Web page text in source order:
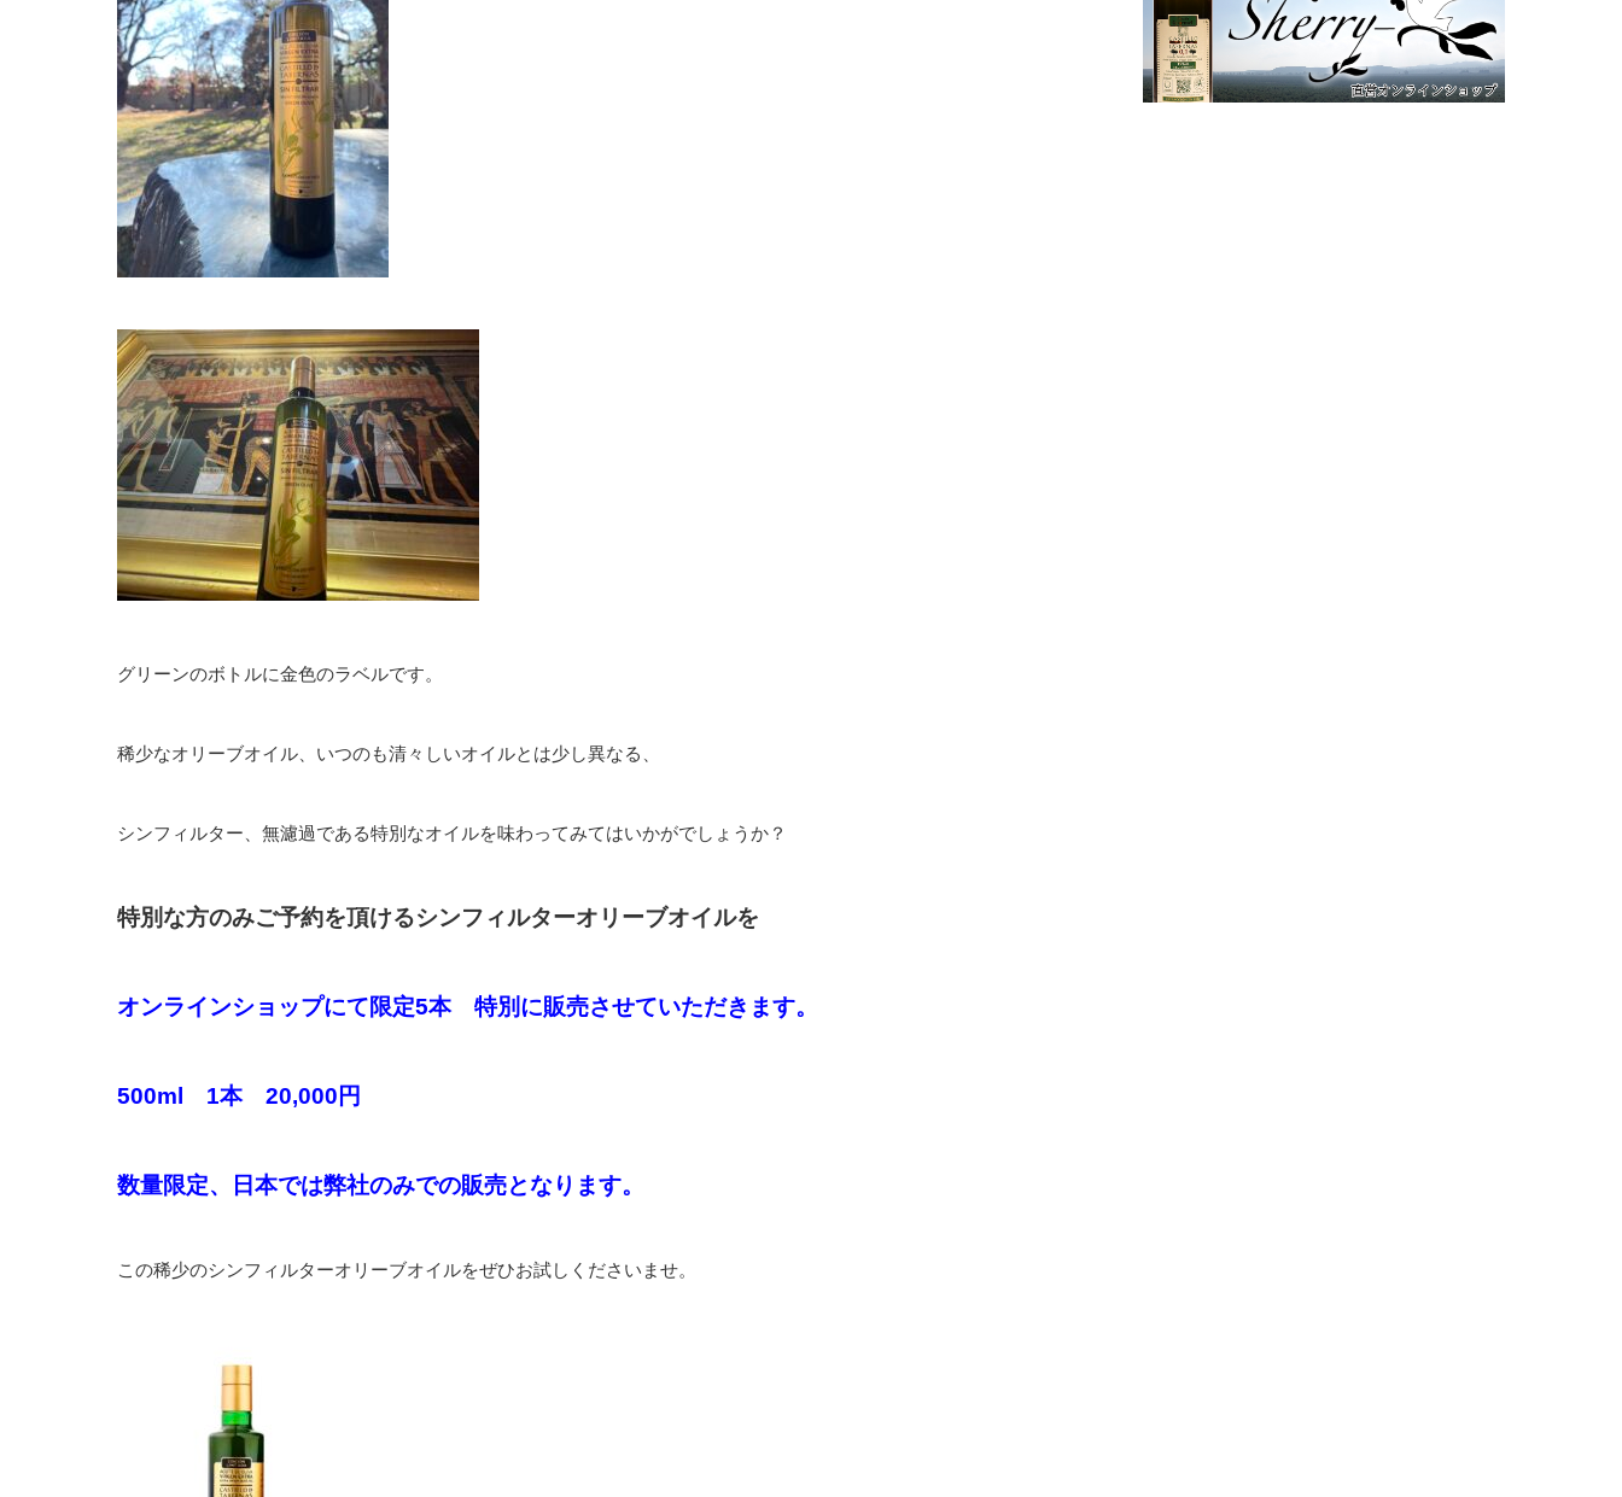
グリーンのボトルに金色のラベルです。
稀少なオリーブオイル、いつのも清々しいオイルとは少し異なる、
シンフィルター、無濾過である特別なオイルを味わってみてはいかがでしょうか？
特別な方のみご予約を頂けるシンフィルターオリーブオイルを
オンラインショップにて限定5本 特別に販売させていただきます。
500ml 1本 20,000円
数量限定、日本では弊社のみでの販売となります。
この稀少のシンフィルターオリーブオイルをぜひお試しくださいませ。